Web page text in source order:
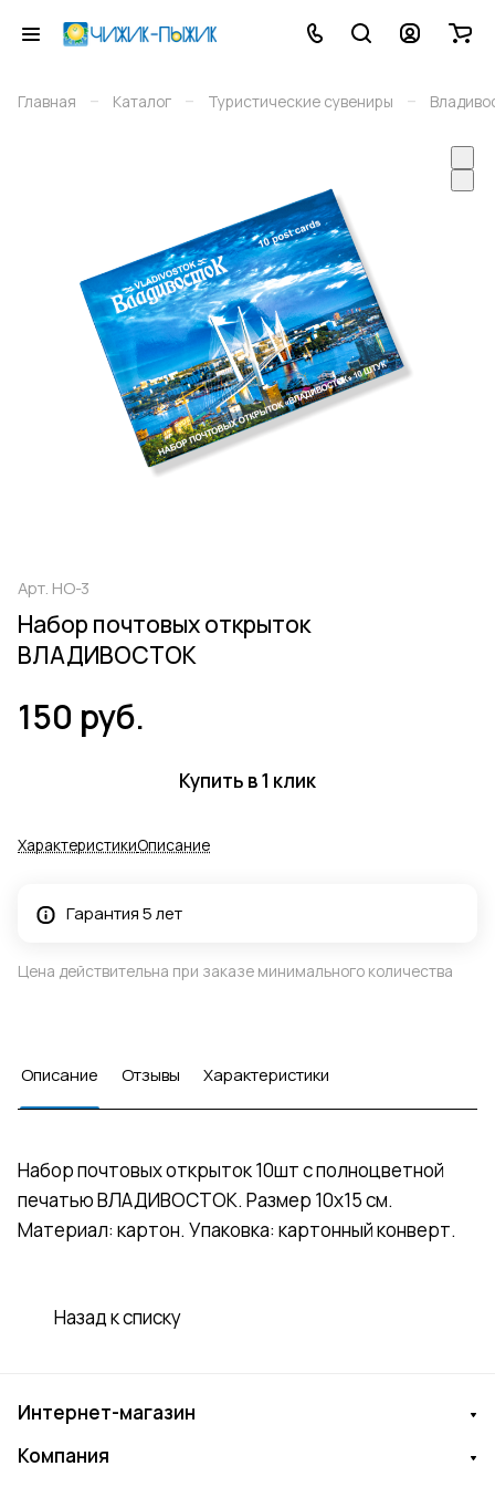
Главная – Каталог – Туристические сувениры –
Арт. НО-3
Набор почтовых открыток
ВЛАДИВОСТОК
150 руб.
Купить в 1 клик
ХарактеристикиОписание
Гарантия 5 лет
Цена действительна при заказе минимального количества
Описание Отзывы Характеристики
Набор почтовых открыток 10шт с полноцветной
печатью ВЛАДИВОСТОК. Размер 10х15 см.
Материал: картон. Упаковка: картонный конверт.
Назад к списку
Интернет-магазин
Компания